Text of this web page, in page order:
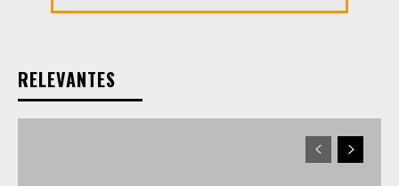
RELEVANTES